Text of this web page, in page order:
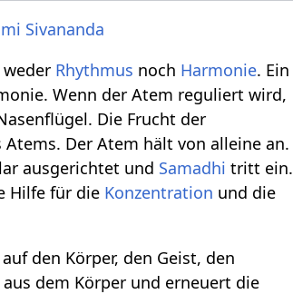
Sivananda
Rhythmus noch Harmonie. Ein
Wenn der Atem reguliert wird,
Die Frucht der
Atems. Der Atem hält von alleine an.
ausgerichtet und Samadhi tritt ein.
Hilfe für die Konzentration und die
den Körper, den Geist, den
dem Körper und erneuert die